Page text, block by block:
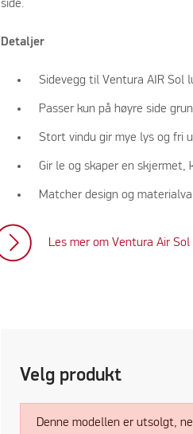
side.
Detaljer
Sidevegg til Ventura AIR Sol
Passer kun på høyre side
Stort vindu gir mye lys og fri
Gir le og skaper en skjermet,
Matcher design og
Les mer om Ventura Air Sol
Velg produkt
Denne modellen er utsolgt,